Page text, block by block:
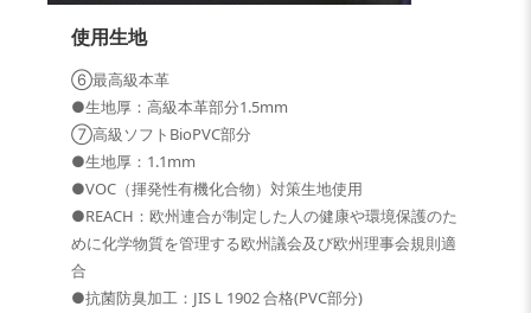
使用生地
⑥最高級本革
●生地厚：高級本革部分1.5mm
⑦高級ソフトBioPVC部分
●生地厚：1.1mm
●VOC（揮発性有機化合物）対策生地使用
●REACH：欧州連合が制定した人の健康や環境保護のた
めに化学物質を管理する欧州議会及び欧州理事会規則適
合
●抗菌防臭加工：JIS L 1902 合格(PVC部分)